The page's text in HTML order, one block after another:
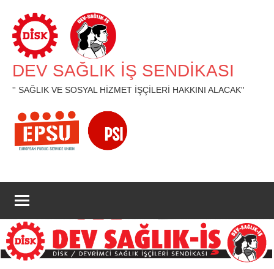
geç
DEV SAĞLIK İŞ SENDİKASI
'' SAĞLIK VE SOSYAL HİZMET İŞÇİLERİ HAKKINI ALACAK''